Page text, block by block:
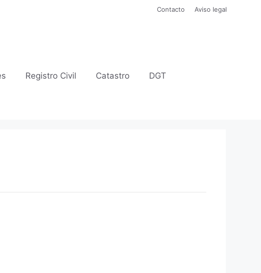
Contacto Aviso legal
Registro Civil Catastro DGT